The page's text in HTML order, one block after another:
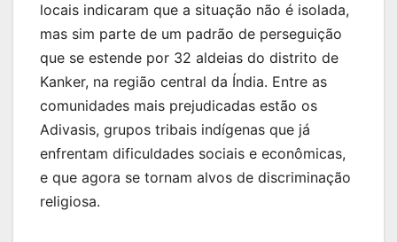
locais indicaram que a situação não é isolada,
mas sim parte de um padrão de perseguição
que se estende por 32 aldeias do distrito de
Kanker, na região central da Índia. Entre as
comunidades mais prejudicadas estão os
Adivasis, grupos tribais indígenas que já
enfrentam dificuldades sociais e econômicas,
e que agora se tornam alvos de discriminação
religiosa.